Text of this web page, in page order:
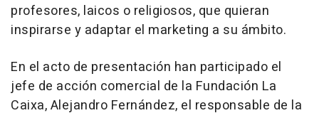
profesores, laicos o religiosos, que quieran
inspirarse y adaptar el marketing a su ámbito.
En el acto de presentación han participado el
jefe de acción comercial de la Fundación La
Caixa, Alejandro Fernández, el responsable de la